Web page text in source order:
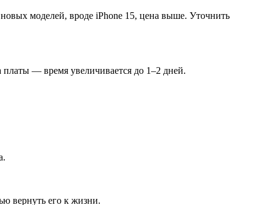
моделей, вроде iPhone 15, цена выше. Уточнить
— время увеличивается до 1–2 дней.
вернуть его к жизни.